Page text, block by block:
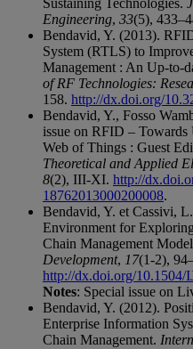
Sustaining Technologies.
Engineering, 33(5),
Bendavid, Y. (2013).
System (RTLS) to
Management : An Up-to-
of RF Technologies:
158. http://dx.doi.org/
Bendavid, Y., Fosso
issue on RFID –
Web of Things : Guest
Theoretical and Applied
8(2), III-XI. http://
18762013000200008.
Bendavid, Y. et Cassivi,
Environment for
Chain Management
Development, 17(1-2),
http://dx.doi.org/10.1504/
Notes: Special issue on
Bendavid, Y. (2012).
Enterprise Information
Chain Management.